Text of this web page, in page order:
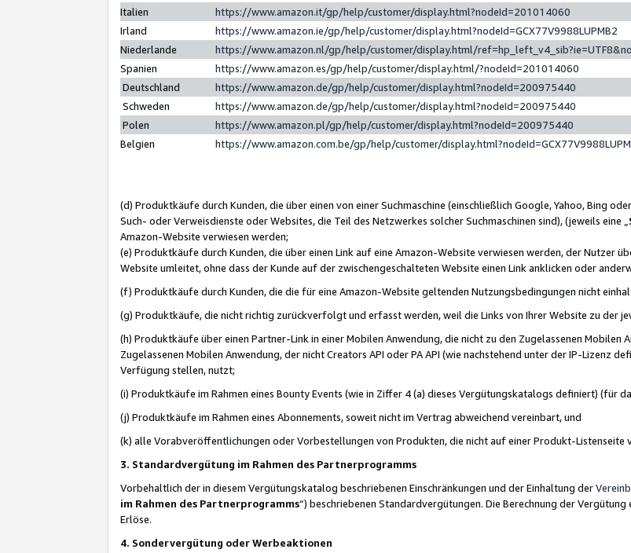
Italien
https://www.amazon.it/gp/help/customer/display.html?nodeId=201014060
Irland
https://www.amazon.ie/gp/help/customer/display.html?nodeId=GCX77V9988LUPMB2
Niederlande
https://www.amazon.nl/gp/help/customer/display.html/
Spanien
https://www.amazon.es/gp/help/customer/display.html/?nodeId=201014060
Deutschland
https://www.amazon.de/gp/help/customer/display.html?nodeId=200975440
Schweden
https://www.amazon.de/gp/help/customer/display.html?nodeId=200975440
Polen
https://www.amazon.pl/gp/help/customer/display.html?nodeId=200975440
Belgien
https://www.amazon.com.be/gp/help/customer/
(d) Produktkäufe durch Kunden, die über einen von einer Suchmaschine (einschließlich Google, Yahoo, Bing
Such- oder Verweisdienste oder Websites, die Teil des Netzwerkes solcher Suchmaschinen sind), (jeweils eine „
Amazon-Website verwiesen werden;
(e) Produktkäufe durch Kunden, die über einen Link auf eine Amazon-Website verwiesen werden, der Nutzer
Website umleitet, ohne dass der Kunde auf der zwischengeschalteten Website einen Link anklicken oder
(f) Produktkäufe durch Kunden, die die für eine Amazon-Website geltenden Nutzungsbedingungen nicht
(g) Produktkäufe, die nicht richtig zurückverfolgt und erfasst werden, weil die Links von Ihrer Website zu der
(h) Produktkäufe über einen Partner-Link in einer Mobilen Anwendung, die nicht zu den Zugelassenen Mobilen
Zugelassenen Mobilen Anwendung, der nicht Creators API oder PA API (wie nachstehend unter der IP-Lizenz
Verfügung stellen, nutzt;
(i) Produktkäufe im Rahmen eines Bounty Events (wie in Ziffer 4 (a) dieses Vergütungskatalogs definiert) (für
(j) Produktkäufe im Rahmen eines Abonnements, soweit nicht im Vertrag abweichend vereinbart, und
(k) alle Vorabveröffentlichungen oder Vorbestellungen von Produkten, die nicht auf einer Produkt-Listenseite
3. Standardvergütung im Rahmen des Partnerprogramms
Vorbehaltlich der in diesem Vergütungskatalog beschriebenen Einschränkungen und der Einhaltung der
im Rahmen des Partnerprogramms“) beschriebenen Standardvergütungen. Die Berechnung der
Erlöse.
4. Sondervergütung oder Werbeaktionen